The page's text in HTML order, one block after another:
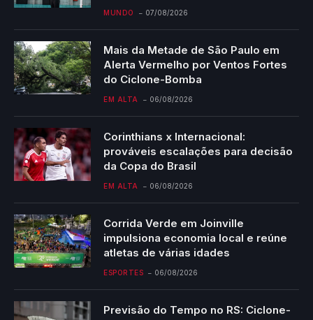
MUNDO 07/08/2026
Mais da Metade de São Paulo em
Alerta Vermelho por Ventos Fortes
do Ciclone-Bomba
EM ALTA 06/08/2026
Corinthians x Internacional:
prováveis escalações para decisão
da Copa do Brasil
EM ALTA 06/08/2026
Corrida Verde em Joinville
impulsiona economia local e reúne
atletas de várias idades
ESPORTES 06/08/2026
Previsão do Tempo no RS: Ciclone-